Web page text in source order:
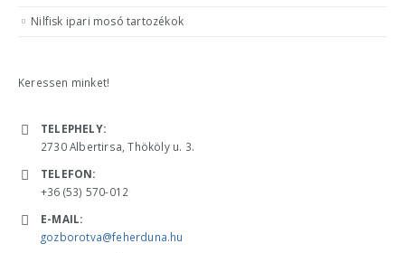
Nilfisk ipari mosó tartozékok
Keressen minket!
TELEPHELY:
2730 Albertirsa, Thököly u. 3.
TELEFON:
+36 (53) 570-012
E-MAIL:
gozborotva@feherduna.hu